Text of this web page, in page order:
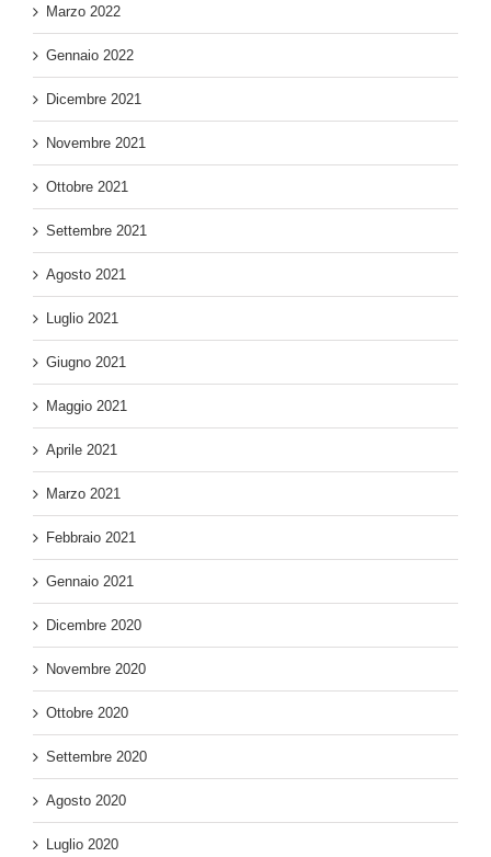
Marzo 2022
Gennaio 2022
Dicembre 2021
Novembre 2021
Ottobre 2021
Settembre 2021
Agosto 2021
Luglio 2021
Giugno 2021
Maggio 2021
Aprile 2021
Marzo 2021
Febbraio 2021
Gennaio 2021
Dicembre 2020
Novembre 2020
Ottobre 2020
Settembre 2020
Agosto 2020
Luglio 2020